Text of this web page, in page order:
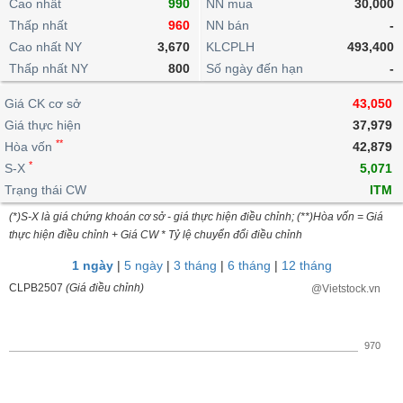
Giao
dịch
nội
bộ
Niên
giám
Tài
liệu
cổ
đông
Định
giá
Nước
ngoài
Tự
doanh
Top
cổ
phiếu
Bản
giao
dịch
Chứng
quyền
Tổng
quan
Thống
kê
dịch
Định
Thống
kê
giao
dịch
Tin
tức
tích
kỹ
thuật
Bảng
giá
Bộ
lọc
cổ
phiếu
sánh
mô
lai
Chứng
quyền
Trái
phiếu
doanh
nghiệp
Đào
Dịch
vụ
Cao nhất
990
Thấp nhất
960
Cao nhất NY
3,670
Thấp nhất NY
800
NN mua
30,000
NN bán
-
KLCPLH
493,400
Số ngày đến hạn
-
Giá CK cơ sở
43,050
Giá thực hiện
37,979
Hòa vốn **
42,879
S-X *
5,071
Trạng thái CW
ITM
(*)S-X là giá chứng khoán cơ sở - giá thực hiện điều chỉnh; (**)Hòa vốn = Giá
thực hiện điều chỉnh + Giá CW * Tỷ lệ chuyển đổi điều chỉnh
1 ngày| 5 ngày| 3 tháng | 6 tháng | 12 tháng
CLPB2507 (Giá điều chỉnh) @Vietstock.vn
970
BẤT
ĐỘNG
SẢN
TÀI
CHÍNH
HÀNG
HÓA